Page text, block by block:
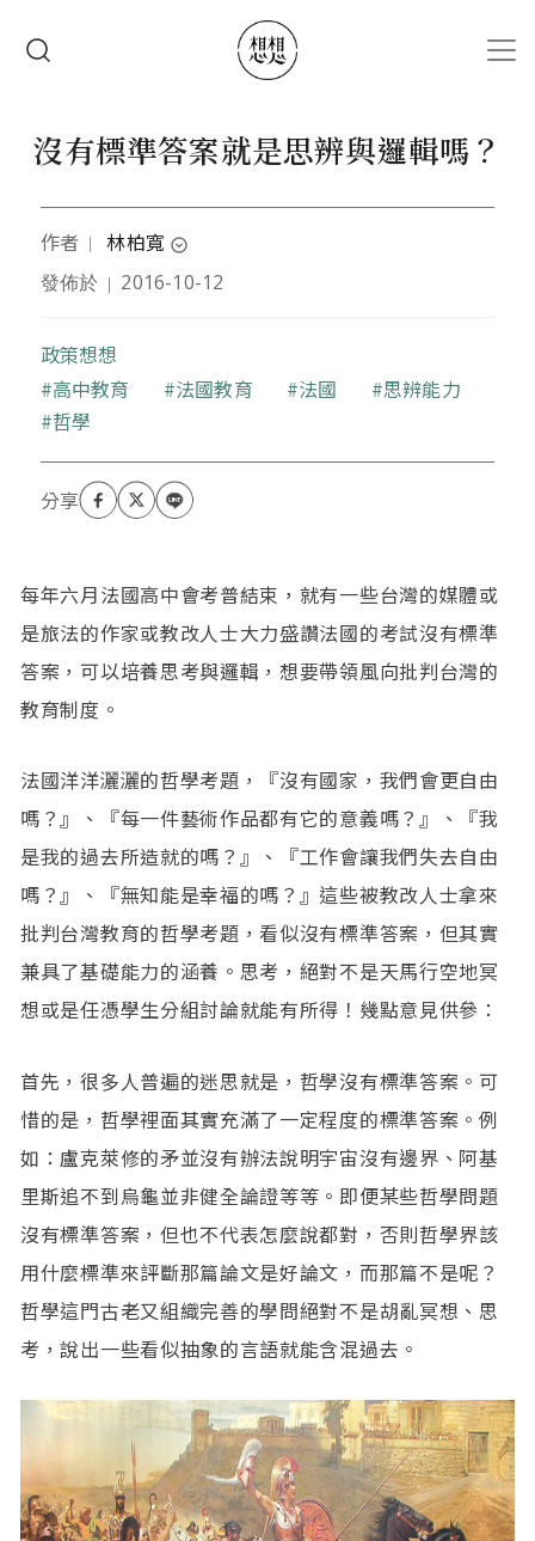
沒有標準答案就是思辨與邏輯嗎？
作者 ｜ 林柏寬 expand_circle_down
作者台灣師大數學系、台南大學教育研究所畢業。自
踐者」，不打教育高空，針對社會不公現象抒發見
解。
發佈於 ｜ 2016-10-12
政策想想
關鍵字
高中教育 法國教育 法國
思辨能力
哲學
每年六月法國高中會考普結束，就有一些台灣的媒體或
是旅法的作家或教改人士大力盛讚法國的考試沒有標準
答案，可以培養思考與邏輯，想要帶領風向批判台灣的
教育制度。
法國洋洋灑灑的哲學考題，『沒有國家，我們會更自由
嗎？』、『每一件藝術作品都有它的意義嗎？』、『我
是我的過去所造就的嗎？』、『工作會讓我們失去自由
嗎？』、『無知能是幸福的嗎？』這些被教改人士拿來
批判台灣教育的哲學考題，看似沒有標準答案，但其實
兼具了基礎能力的涵養。思考，絕對不是天馬行空地冥
想或是任憑學生分組討論就能有所得！幾點意見供參：
首先，很多人普遍的迷思就是，哲學沒有標準答案。可
惜的是，哲學裡面其實充滿了一定程度的標準答案。例
如：盧克萊修的矛並沒有辦法說明宇宙沒有邊界、阿基
里斯追不到烏龜並非健全論證等等。即便某些哲學問題
沒有標準答案，但也不代表怎麼說都對，否則哲學界該
用什麼標準來評斷那篇論文是好論文，而那篇不是呢？
哲學這門古老又組織完善的學問絕對不是胡亂冥想、思
考，說出一些看似抽象的言語就能含混過去。